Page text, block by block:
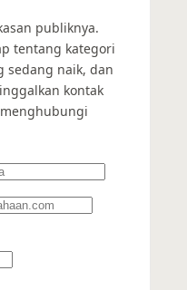
publiknya.
tentang kategori
sedang naik, dan
kontak